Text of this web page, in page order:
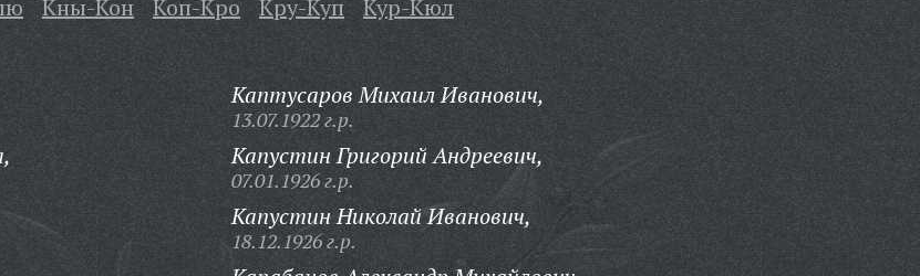
Кны-Кон Коп-Кро Кру-Куп Кур-Кюл
Каптусаров Михаил Иванович,
13.07.1922 г.р.
Капустин Григорий Андреевич,
07.01.1926 г.р.
Капустин Николай Иванович,
18.12.1926 г.р.